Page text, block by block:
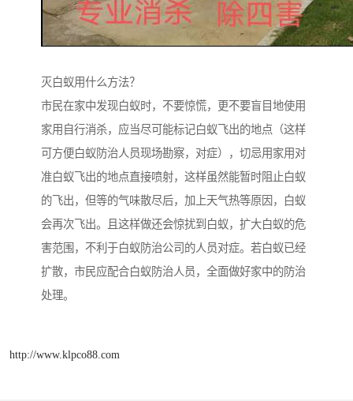
灭白蚁用什么方法？
市民在家中发现白蚁时，不要惊慌，更不要盲目地使用
家用自行消杀，应当尽可能标记白蚁飞出的地点（这样
可方便白蚁防治人员现场勘察，对症），切忌用家用对
准白蚁飞出的地点直接喷射，这样虽然能暂时阻止白蚁
的飞出，但等的气味散尽后，加上天气热等原因，白蚁
会再次飞出。且这样做还会惊扰到白蚁，扩大白蚁的危
害范围，不利于白蚁防治公司的人员对症。若白蚁已经
扩散，市民应配合白蚁防治人员，全面做好家中的防治
处理。
http://www.klpco88.com